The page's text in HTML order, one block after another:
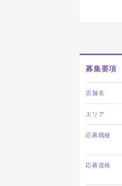
募集要項
店舗名
エリア
応募職種
応募資格